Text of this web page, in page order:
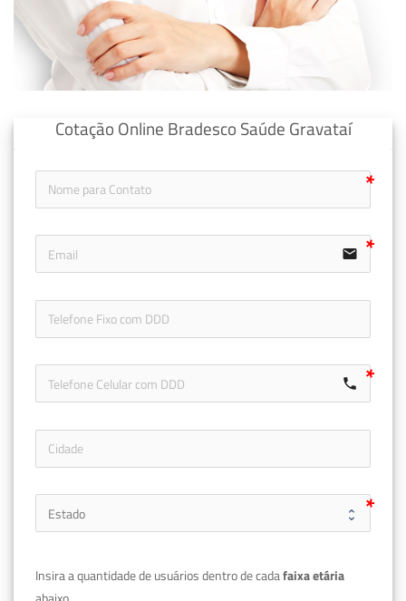
Cotação Online Bradesco Saúde Gravataí
email
call
Insira a quantidade de usuários dentro de cada